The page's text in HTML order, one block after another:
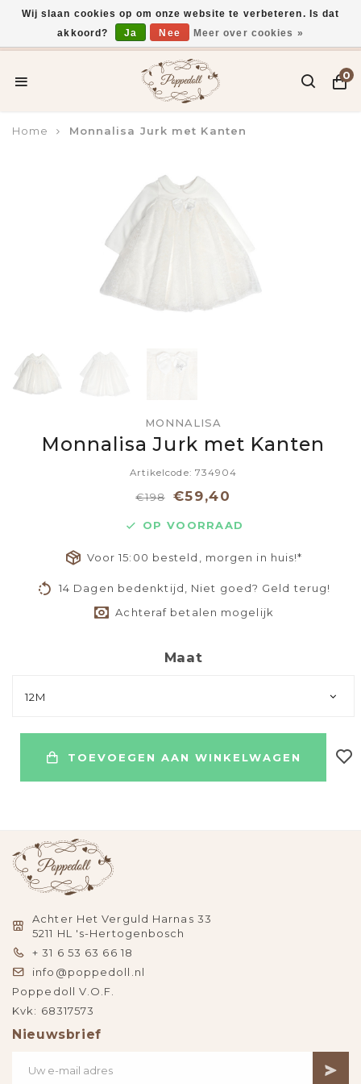
Voor 15:00 uur besteld, vandaag verzonden*
0
Home Monnalisa Jurk met Kanten
MONNALISA
Monnalisa Jurk met Kanten
Artikelcode: 734904
€198 €59,40
OP VOORRAAD
Voor 15:00 besteld, morgen in huis!*
14 Dagen bedenktijd, Niet goed? Geld terug!
Achteraf betalen mogelijk
Maat
12M
TOEVOEGEN AAN WINKELWAGEN
Achter Het Verguld Harnas 33
5211 HL 's-Hertogenbosch
+ 31 6 53 63 66 18
info@poppedoll.nl
Poppedoll V.O.F.
Kvk: 68317573
Nieuwsbrief
Wij slaan cookies op om onze website te verbeteren. Is dat
akkoord?
Ja Nee Meer over cookies »